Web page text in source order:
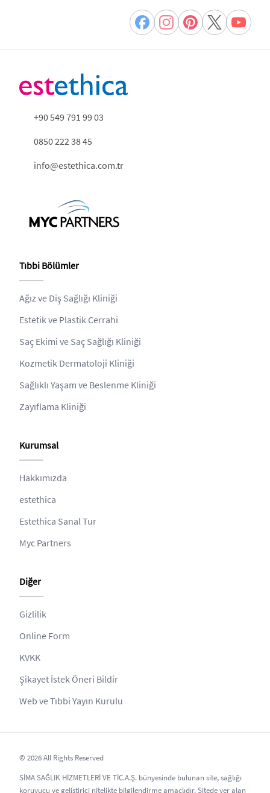
+90 549 791 99 03
0850 222 38 45
info@estethica.com.tr
Tıbbi Bölümler
Ağız ve Diş Sağlığı Kliniği
Estetik ve Plastik Cerrahi
Saç Ekimi ve Saç Sağlığı Kliniği
Kozmetik Dermatoloji Kliniği
Sağlıklı Yaşam ve Beslenme Kliniği
Zayıflama Kliniği
Kurumsal
Hakkımızda
estethica
Estethica Sanal Tur
Myc Partners
Diğer
Gizlilik
Online Form
KVKK
Şikayet İstek Öneri Bildir
Web ve Tıbbi Yayın Kurulu
© 2026 All Rights Reserved
SİMA SAĞLIK HİZMETLERİ VE TİC.A.Ş. bünyesinde bulunan site, sağlığı
koruyucu ve geliştirici nitelikte bilgilendirme amaçlıdır. Sitede yer alan